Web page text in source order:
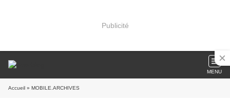
Publicité
MENU
Accueil » MOBILE.ARCHIVES